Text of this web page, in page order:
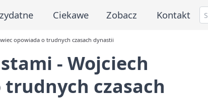
Ciekawe Zobacz Kontakt
opowiada o trudnych czasach dynastii
- Wojciech
czasach